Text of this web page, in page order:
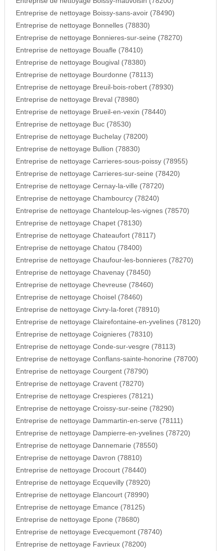
Entreprise de nettoyage Boissy-sans-avoir (78490)
Entreprise de nettoyage Bonnelles (78830)
Entreprise de nettoyage Bonnieres-sur-seine (78270)
Entreprise de nettoyage Bouafle (78410)
Entreprise de nettoyage Bougival (78380)
Entreprise de nettoyage Bourdonne (78113)
Entreprise de nettoyage Breuil-bois-robert (78930)
Entreprise de nettoyage Breval (78980)
Entreprise de nettoyage Brueil-en-vexin (78440)
Entreprise de nettoyage Buc (78530)
Entreprise de nettoyage Buchelay (78200)
Entreprise de nettoyage Bullion (78830)
Entreprise de nettoyage Carrieres-sous-poissy (78955)
Entreprise de nettoyage Carrieres-sur-seine (78420)
Entreprise de nettoyage Cernay-la-ville (78720)
Entreprise de nettoyage Chambourcy (78240)
Entreprise de nettoyage Chanteloup-les-vignes (78570)
Entreprise de nettoyage Chapet (78130)
Entreprise de nettoyage Chateaufort (78117)
Entreprise de nettoyage Chatou (78400)
Entreprise de nettoyage Chaufour-les-bonnieres (78270)
Entreprise de nettoyage Chavenay (78450)
Entreprise de nettoyage Chevreuse (78460)
Entreprise de nettoyage Choisel (78460)
Entreprise de nettoyage Civry-la-foret (78910)
Entreprise de nettoyage Clairefontaine-en-yvelines (78120)
Entreprise de nettoyage Coignieres (78310)
Entreprise de nettoyage Conde-sur-vesgre (78113)
Entreprise de nettoyage Conflans-sainte-honorine (78700)
Entreprise de nettoyage Courgent (78790)
Entreprise de nettoyage Cravent (78270)
Entreprise de nettoyage Crespieres (78121)
Entreprise de nettoyage Croissy-sur-seine (78290)
Entreprise de nettoyage Dammartin-en-serve (78111)
Entreprise de nettoyage Dampierre-en-yvelines (78720)
Entreprise de nettoyage Dannemarie (78550)
Entreprise de nettoyage Davron (78810)
Entreprise de nettoyage Drocourt (78440)
Entreprise de nettoyage Ecquevilly (78920)
Entreprise de nettoyage Elancourt (78990)
Entreprise de nettoyage Emance (78125)
Entreprise de nettoyage Epone (78680)
Entreprise de nettoyage Evecquemont (78740)
Entreprise de nettoyage Favrieux (78200)